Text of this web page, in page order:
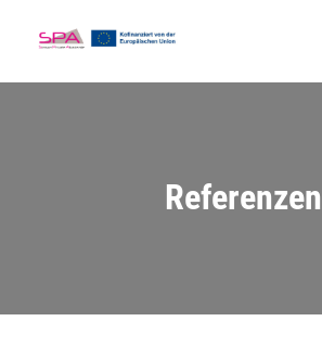
Referenzen